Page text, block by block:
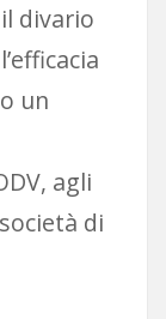
divario
un
agli
di